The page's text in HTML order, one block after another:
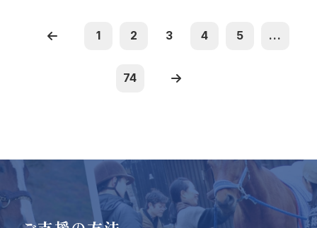
1 2 3 4 5 ...
74